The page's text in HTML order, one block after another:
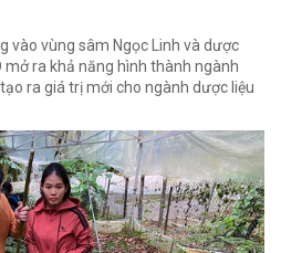
vào vùng sâm Ngọc Linh và dược
mở ra khả năng hình thành ngành
ra giá trị mới cho ngành dược liệu